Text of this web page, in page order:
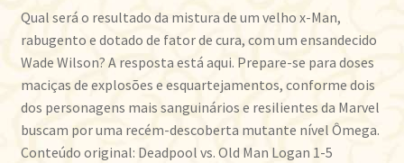
Qual será o resultado da mistura de um velho x-Man,
rabugento e dotado de fator de cura, com um ensandecido
Wade Wilson? A resposta está aqui. Prepare-se para doses
maciças de explosões e esquartejamentos, conforme dois
dos personagens mais sanguinários e resilientes da Marvel
buscam por uma recém-descoberta mutante nível Ômega.
Conteúdo original: Deadpool vs. Old Man Logan 1-5